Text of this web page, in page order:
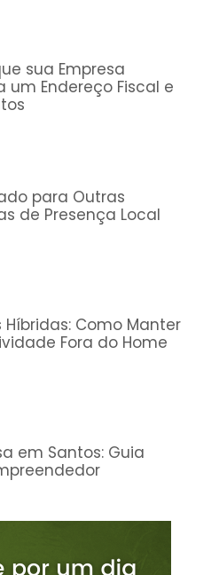
sua Empresa
um Endereço Fiscal e
para Outras
de Presença Local
Como Manter
Fora do Home
em Santos: Guia